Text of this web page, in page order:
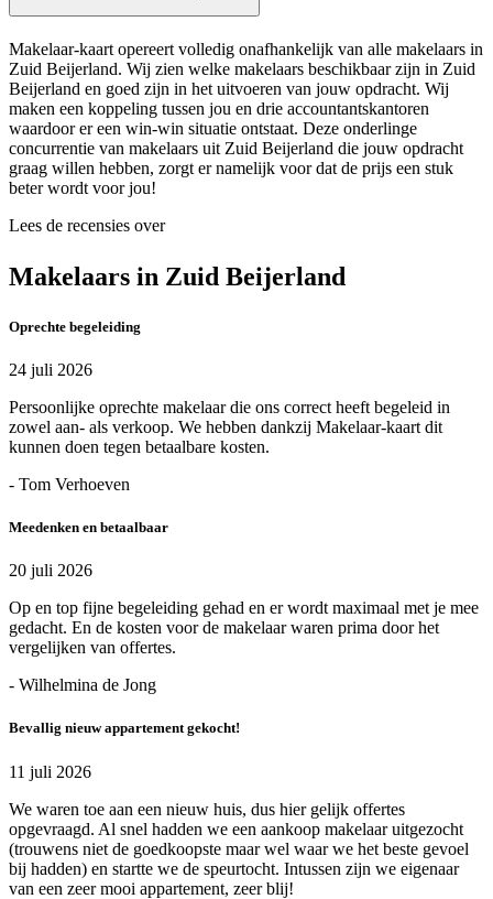
Makelaar-kaart opereert volledig onafhankelijk van alle makelaars in
Zuid Beijerland. Wij zien welke makelaars beschikbaar zijn in Zuid
Beijerland en goed zijn in het uitvoeren van jouw opdracht. Wij
maken een koppeling tussen jou en drie accountantskantoren
waardoor er een win-win situatie ontstaat. Deze onderlinge
concurrentie van makelaars uit Zuid Beijerland die jouw opdracht
graag willen hebben, zorgt er namelijk voor dat de prijs een stuk
beter wordt voor jou!
Lees de recensies over
Makelaars in Zuid Beijerland
Oprechte begeleiding
24 juli 2026
Persoonlijke oprechte makelaar die ons correct heeft begeleid in
zowel aan- als verkoop. We hebben dankzij Makelaar-kaart dit
kunnen doen tegen betaalbare kosten.
- Tom Verhoeven
Meedenken en betaalbaar
20 juli 2026
Op en top fijne begeleiding gehad en er wordt maximaal met je mee
gedacht. En de kosten voor de makelaar waren prima door het
vergelijken van offertes.
- Wilhelmina de Jong
Bevallig nieuw appartement gekocht!
11 juli 2026
We waren toe aan een nieuw huis, dus hier gelijk offertes
opgevraagd. Al snel hadden we een aankoop makelaar uitgezocht
(trouwens niet de goedkoopste maar wel waar we het beste gevoel
bij hadden) en startte we de speurtocht. Intussen zijn we eigenaar
van een zeer mooi appartement, zeer blij!